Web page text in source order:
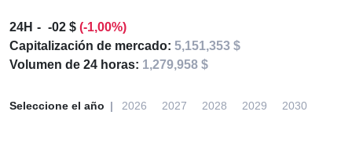
24H -02 $ (-1,00%)
Capitalización de mercado: 5,151,353 $
Volumen de 24 horas: 1,279,958 $
Seleccione el año 2026 2027 2028 2029 2030